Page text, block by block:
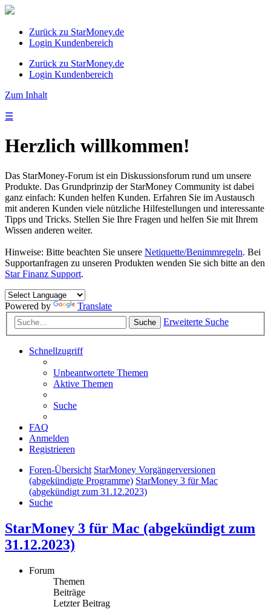
Zurück zu StarMoney.de
Login Kundenbereich
Zurück zu StarMoney.de
Login Kundenbereich
Zum Inhalt
☰
Herzlich willkommen!
Das StarMoney-Forum ist ein Diskussionsforum rund um unsere
Produkte. Das Grundprinzip der StarMoney Community ist dabei
ganz einfach: Kunden helfen Kunden. Erfahren Sie im Austausch
mit anderen Kunden viele nützliche Hilfestellungen und interessante
Tipps und Tricks. Stellen Sie Ihre Fragen und helfen Sie mit Ihrem
Wissen anderen weiter.
Hinweise: Bitte beachten Sie unsere Netiquette/Benimmregeln. Bei
Supportanfragen zu unseren Produkten wenden Sie sich bitte an den
Star Finanz Support.
Powered by Translate
Suche Erweiterte Suche
Schnellzugriff
Unbeantwortete Themen
Aktive Themen
Suche
FAQ
Anmelden
Registrieren
Foren-Übersicht StarMoney Vorgängerversionen
(abgekündigte Programme) StarMoney 3 für Mac
(abgekündigt zum 31.12.2023)
Suche
StarMoney 3 für Mac (abgekündigt zum
31.12.2023)
Forum
Themen
Beiträge
Letzter Beitrag